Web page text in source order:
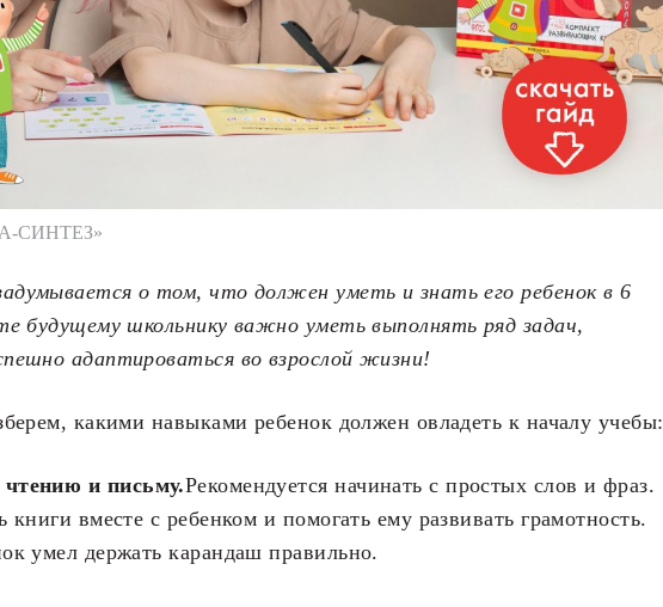
СИНТЕЗ»
о том, что должен уметь и знать его ребенок в 6
будущему школьнику важно уметь выполнять ряд задач,
адаптироваться во взрослой жизни!
какими навыками ребенок должен овладеть к началу учебы:
и письму.Рекомендуется начинать с простых слов и фраз.
книги вместе с ребенком и помогать ему развивать грамотность.
умел держать карандаш правильно.